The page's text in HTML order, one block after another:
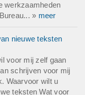
werkzaamheden
» meer
nieuwe teksten
voor mij zelf gaan
schrijven voor mij
Waarvoor wilt u
teksten Wat voor